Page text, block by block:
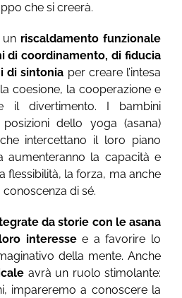
che si creerà.
un riscaldamento funzionale
di coordinamento, di fiducia
di sintonia per creare l’intesa
coesione, la cooperazione e
il divertimento. I bambini
dello yoga (asana)
intercettano il loro piano
aumenteranno la capacità e
flessibilità, la forza, ma anche
di sé.
da storie con le asana
interessee a favorire lo
della mente. Anche
avrà un ruolo stimolante:
impareremo a conoscere la